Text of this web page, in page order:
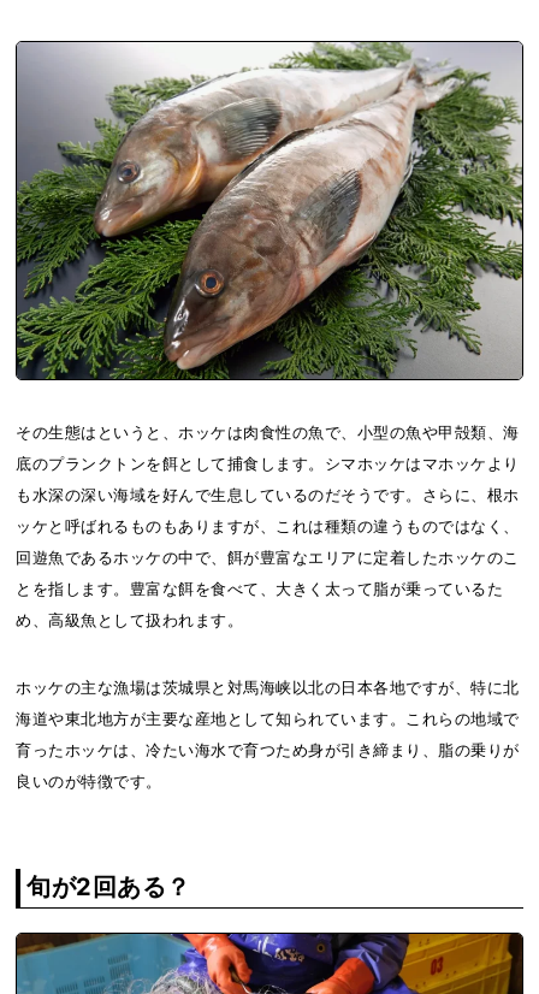
その生態はというと、ホッケは肉食性の魚で、小型の魚や甲殻類、海
底のプランクトンを餌として捕食します。シマホッケはマホッケより
も水深の深い海域を好んで生息しているのだそうです。さらに、根ホ
ッケと呼ばれるものもありますが、これは種類の違うものではなく、
回遊魚であるホッケの中で、餌が豊富なエリアに定着したホッケのこ
とを指します。豊富な餌を食べて、大きく太って脂が乗っているた
め、高級魚として扱われます。
ホッケの主な漁場は茨城県と対馬海峡以北の日本各地ですが、特に北
海道や東北地方が主要な産地として知られています。これらの地域で
育ったホッケは、冷たい海水で育つため身が引き締まり、脂の乗りが
良いのが特徴です。
旬が2回ある？